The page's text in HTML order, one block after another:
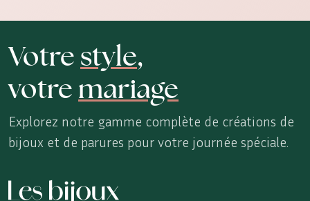
Votrestyle,
votremariage
Explorez notre gamme complète de créations de
bijoux et de parures pour votre journée spéciale.
Les Bijoux de Sophie